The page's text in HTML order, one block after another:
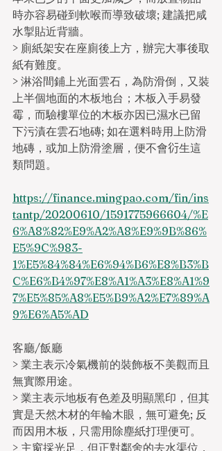
時亦容易碰到軟喉而導致破壞; 建議把咸
水掣貼近背牆。
> 廁紙架安在座廁後上方，辦完大事後取
紙有難度。
> 淋浴間鋪上光面雲石，為防滑倒，又裝
上半個地面的木板地台；木板入手易發
霉，而驗樓單位的木板亦因已濕水已留
下污漬在雲石地磚; 如在選料時用上防滑
地磚，或加上防滑塗層，便不會𧗠生這
類問題。
https://finance.mingpao.com/fin/ins
tantp/20200610/1591775966604/%E
6%A8%82%E9%A2%A8%E9%9B%86%
E5%9C%983-
1%E5%84%84%E6%94%B6%E8%B3%B
C%E6%B4%97%E8%A1%A3%E8%A1%9
7%E5%85%A8%E5%B9%A2%E7%89%A
9%E6%A5%AD
客廳/飯廳
> 業主表示冷氣機前的裝飾板不美觀而且
無實際用途。
> 業主表示地板有色差及明顯黑印，但其
實是天然木材的年輪木眼，無可避免; 反
而因用木板，只需用除塵紙打理便可。
> 主窗採光足，但正對鄰舍的去水渠位，